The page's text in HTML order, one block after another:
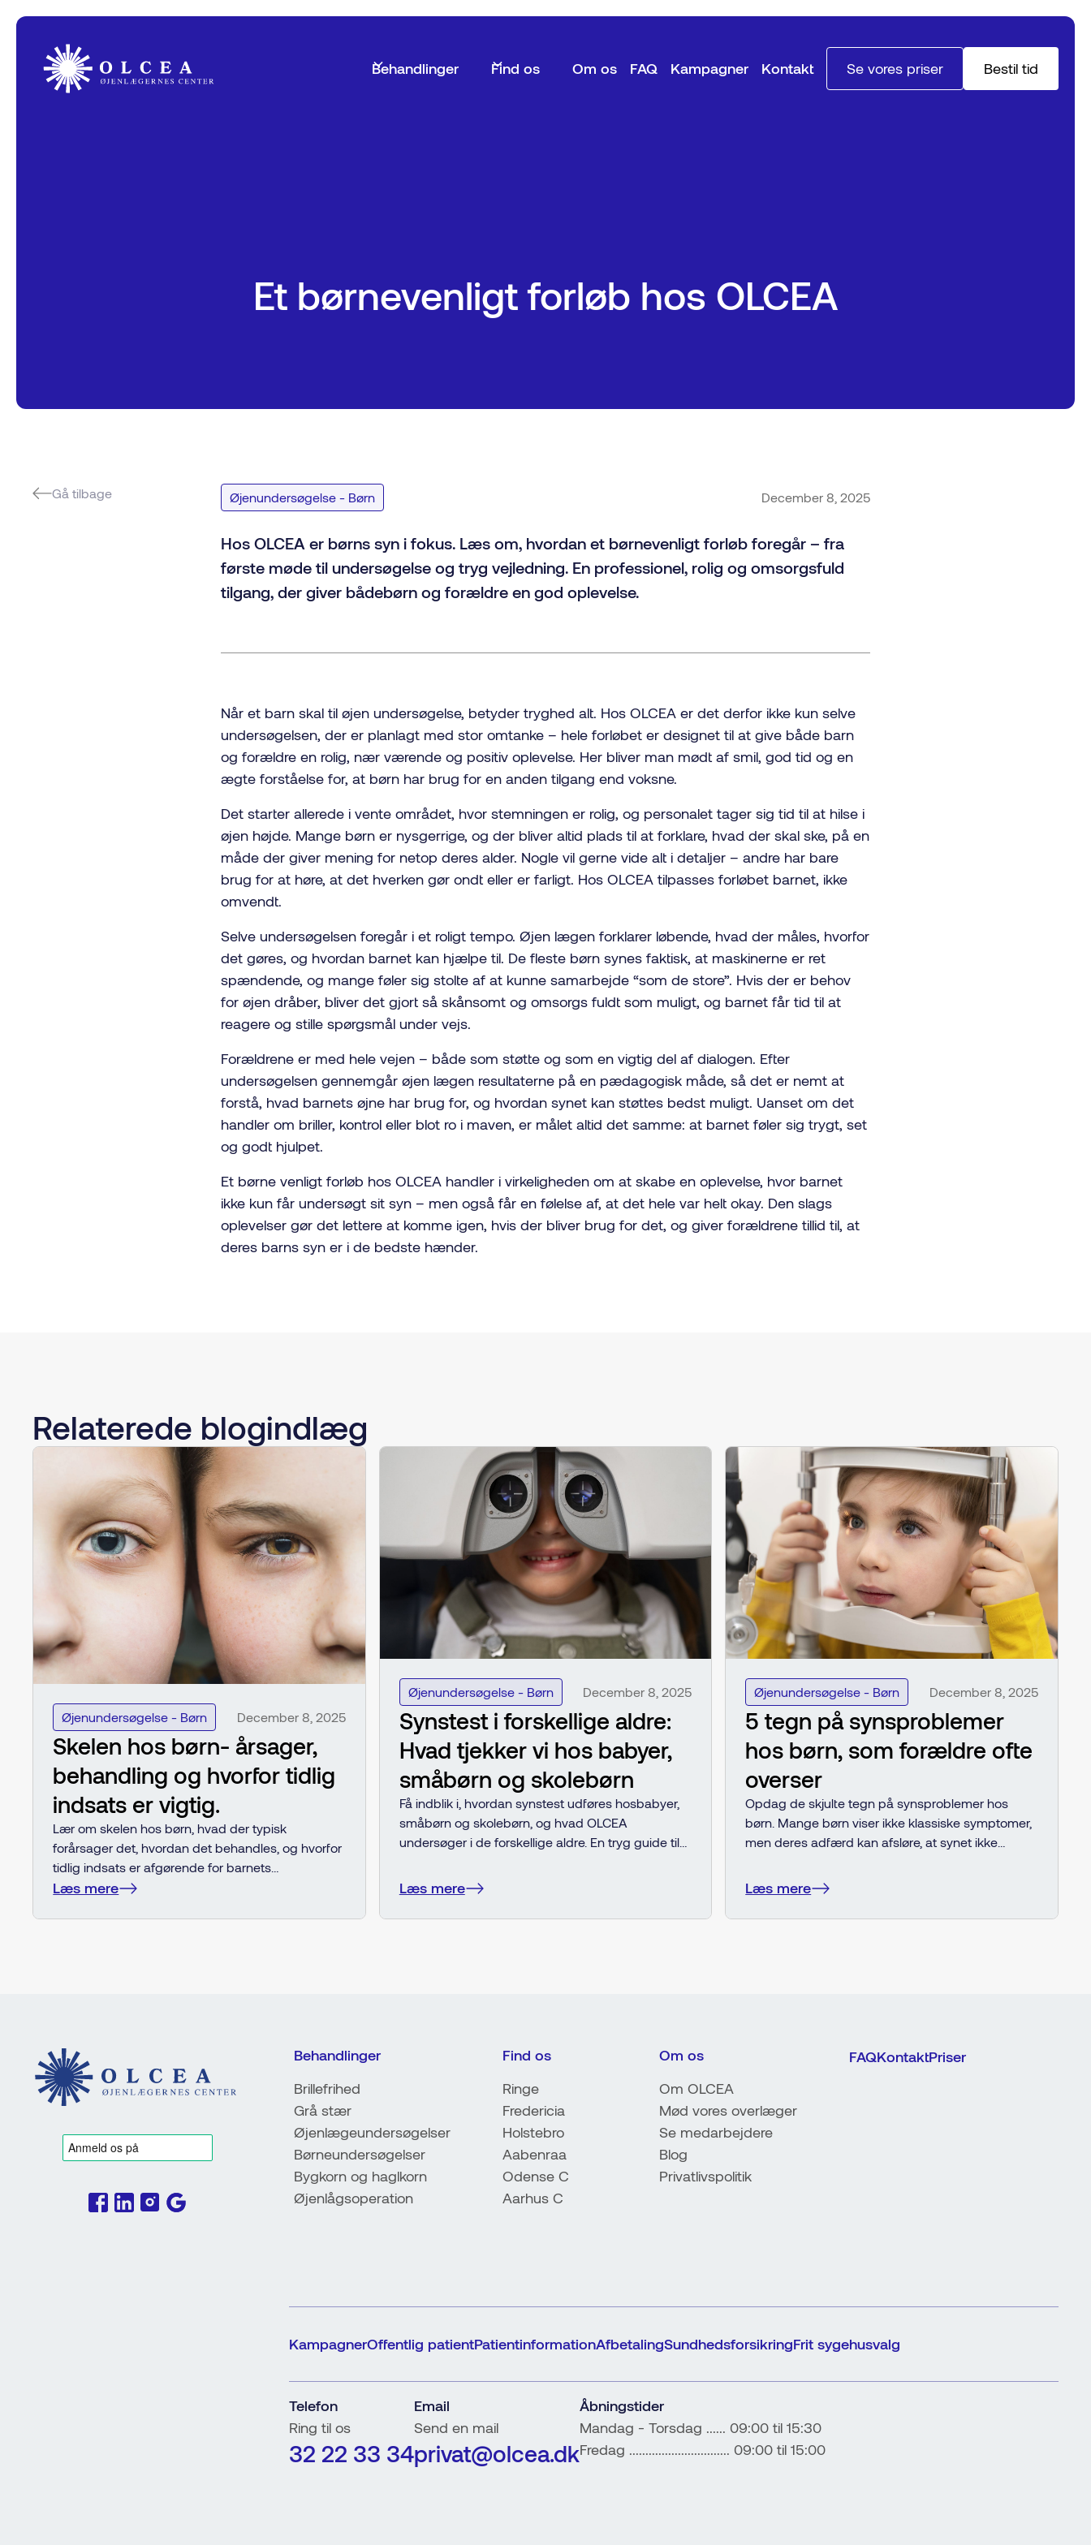
Behandlinger Find os Om os FAQ Kampagner Kontakt Se vores priser Bestil tid
Et børnevenligt forløb hos OLCEA
Gå tilbage Øjenundersøgelse - Børn December 8, 2025
Hos OLCEA er børns syn i fokus. Læs om, hvordan et børnevenligt forløb foregår – fra
første møde til undersøgelse og tryg vejledning. En professionel, rolig og omsorgsfuld
tilgang, der giver bådebørn og forældre en god oplevelse.
Når et barn skal til øjen undersøgelse, betyder tryghed alt. Hos OLCEA er det derfor ikke kun selve
undersøgelsen, der er planlagt med stor omtanke – hele forløbet er designet til at give både barn
og forældre en rolig, nær værende og positiv oplevelse. Her bliver man mødt af smil, god tid og en
ægte forståelse for, at børn har brug for en anden tilgang end voksne.
Det starter allerede i vente området, hvor stemningen er rolig, og personalet tager sig tid til at hilse i
øjen højde. Mange børn er nysgerrige, og der bliver altid plads til at forklare, hvad der skal ske, på en
måde der giver mening for netop deres alder. Nogle vil gerne vide alt i detaljer – andre har bare
brug for at høre, at det hverken gør ondt eller er farligt. Hos OLCEA tilpasses forløbet barnet, ikke
omvendt.
Selve undersøgelsen foregår i et roligt tempo. Øjen lægen forklarer løbende, hvad der måles, hvorfor
det gøres, og hvordan barnet kan hjælpe til. De fleste børn synes faktisk, at maskinerne er ret
spændende, og mange føler sig stolte af at kunne samarbejde “som de store”. Hvis der er behov
for øjen dråber, bliver det gjort så skånsomt og omsorgs fuldt som muligt, og barnet får tid til at
reagere og stille spørgsmål under vejs.
Forældrene er med hele vejen – både som støtte og som en vigtig del af dialogen. Efter
undersøgelsen gennemgår øjen lægen resultaterne på en pædagogisk måde, så det er nemt at
forstå, hvad barnets øjne har brug for, og hvordan synet kan støttes bedst muligt. Uanset om det
handler om briller, kontrol eller blot ro i maven, er målet altid det samme: at barnet føler sig trygt, set
og godt hjulpet.
Et børne venligt forløb hos OLCEA handler i virkeligheden om at skabe en oplevelse, hvor barnet
ikke kun får undersøgt sit syn – men også får en følelse af, at det hele var helt okay. Den slags
oplevelser gør det lettere at komme igen, hvis der bliver brug for det, og giver forældrene tillid til, at
deres barns syn er i de bedste hænder.
Relaterede blogindlæg
Øjenundersøgelse - Børn December 8, 2025
Skelen hos børn- årsager,
behandling og hvorfor tidlig
indsats er vigtig.
Lær om skelen hos børn, hvad der typisk
forårsager det, hvordan det behandles, og hvorfor
tidlig indsats er afgørende for barnets
synsudvikling. En letforståelig guide til forældre,
Læs mere
Øjenundersøgelse - Børn December 8, 2025
Synstest i forskellige aldre:
Hvad tjekker vi hos babyer,
småbørn og skolebørn
Få indblik i, hvordan synstest udføres hosbabyer,
småbørn og skolebørn, og hvad OLCEA
undersøger i de forskellige aldre. En tryg guide til
og sikrede bedste forudsætninger for trivsel og
læring.
Læs mere
Øjenundersøgelse - Børn December 8, 2025
5 tegn på synsproblemer
hos børn, som forældre ofte
overser
Opdag de skjulte tegn på synsproblemer hos
børn. Mange børn viser ikke klassiske symptomer,
men deres adfærd kan afsløre, at synet ikke
hvorfor en tidlig øjenundersøgelse kan gøre en
stor forskel for læring, trivsel og udvikling.
Læs mere
Behandlinger
Brillefrihed
Grå stær
Øjenlægeundersøgelser
Børneundersøgelser
Bygkorn og haglkorn
Øjenlågsoperation
Find os
Ringe
Fredericia
Holstebro
Aabenraa
Odense C
Aarhus C
Om os
Om OLCEA
Mød vores overlæger
Se medarbejdere
Blog
Privatlivspolitik
FAQKontaktPriser
KampagnerOffentlig patientPatientinformationAfbetalingSundhedsforsikringFrit sygehusvalg
Telefon
Ring til os
32 22 33 34
Email
Send en mail
privat@olcea.dk
Åbningstider
Mandag - Torsdag ...... 09:00 til 15:30
Fredag ............................... 09:00 til 15:00